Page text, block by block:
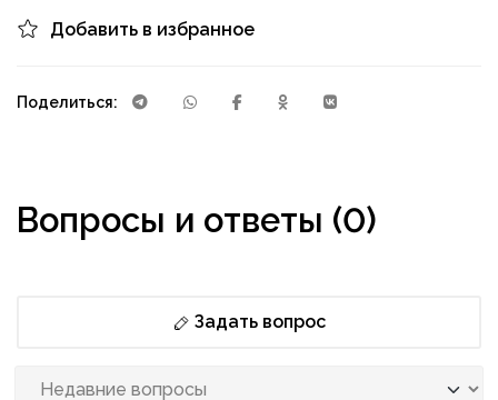
Добавить в избранное
Поделиться:
Вопросы и ответы (0)
Задать вопрос